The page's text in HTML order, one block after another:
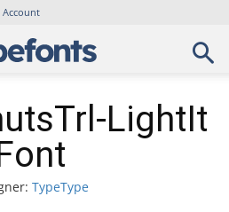
Account
LightIt
TypeType